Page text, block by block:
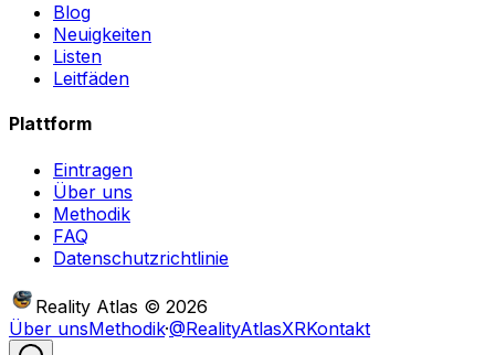
Blog
Neuigkeiten
Listen
Leitfäden
Plattform
Eintragen
Über uns
Methodik
FAQ
Datenschutzrichtlinie
Reality Atlas © 2026
Über unsMethodik·@RealityAtlasXRKontakt